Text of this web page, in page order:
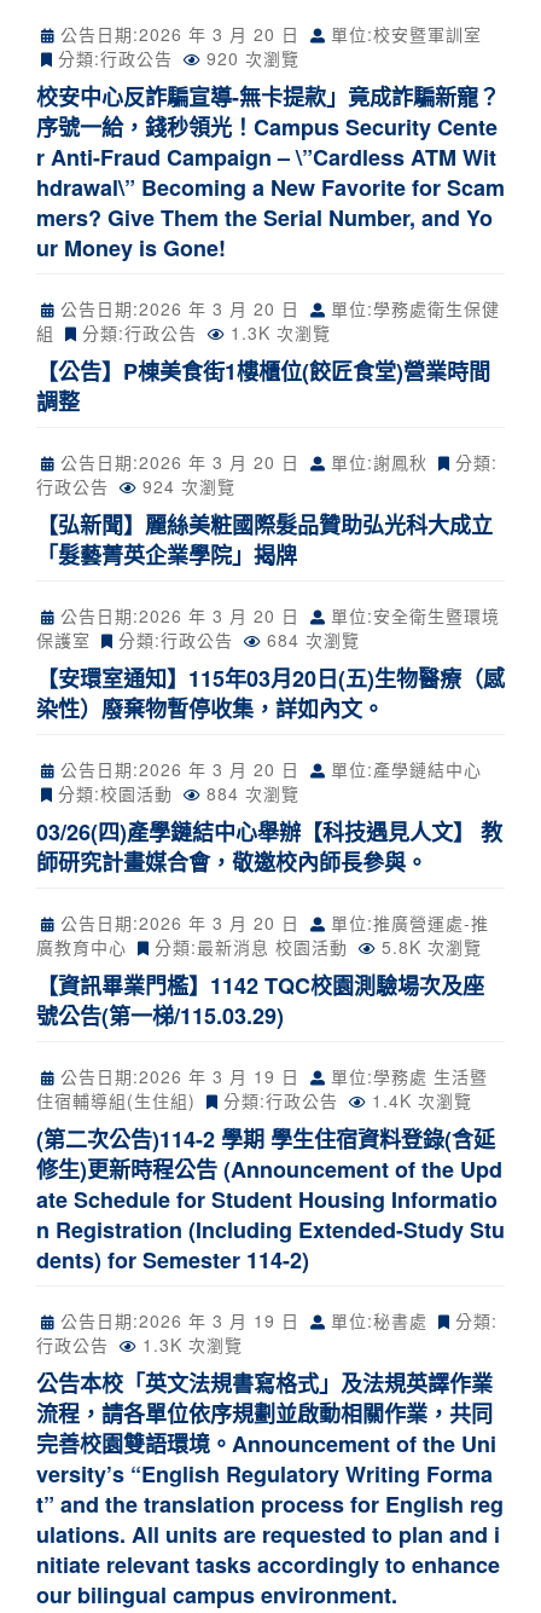
公告日期:2026 年 3 月 20 日
單位:校安暨軍訓室
分類:行政公告 920 次瀏覽
校安中心反詐騙宣導-無卡提款」竟成詐騙新寵？
序號一給，錢秒領光！Campus Security Cente
r Anti-Fraud Campaign – \”Cardless ATM Wit
hdrawal\” Becoming a New Favorite for Scam
mers? Give Them the Serial Number, and Yo
ur Money is Gone!
公告日期:2026 年 3 月 20 日
單位:學務處衛生保健
組
分類:行政公告 1.3K 次瀏覽
【公告】P棟美食街1樓櫃位(餃匠食堂)營業時間
調整
公告日期:2026 年 3 月 20 日 單位:謝鳳秋
分類:
行政公告
924 次瀏覽
【弘新聞】麗絲美粧國際髮品贊助弘光科大成立
「髮藝菁英企業學院」揭牌
公告日期:2026 年 3 月 20 日
單位:安全衛生暨環境
保護室
分類:行政公告 684 次瀏覽
【安環室通知】115年03月20日(五)生物醫療（感
染性）廢棄物暫停收集，詳如內文。
公告日期:2026 年 3 月 20 日
單位:產學鏈結中心
分類:校園活動 884 次瀏覽
03/26(四)產學鏈結中心舉辦【科技遇見人文】 教
師研究計畫媒合會，敬邀校內師長參與。
公告日期:2026 年 3 月 20 日
單位:推廣營運處-推
廣教育中心
分類:最新消息 校園活動 5.8K 次瀏覽
【資訊畢業門檻】1142 TQC校園測驗場次及座
號公告(第一梯/115.03.29)
公告日期:2026 年 3 月 19 日
單位:學務處 生活暨
住宿輔導組(生住組)
分類:行政公告 1.4K 次瀏覽
(第二次公告)114-2 學期 學生住宿資料登錄(含延
修生)更新時程公告 (Announcement of the Upd
ate Schedule for Student Housing Informatio
n Registration (Including Extended-Study Stu
dents) for Semester 114-2)
公告日期:2026 年 3 月 19 日 單位:秘書處
分類:
行政公告
1.3K 次瀏覽
公告本校「英文法規書寫格式」及法規英譯作業
流程，請各單位依序規劃並啟動相關作業，共同
完善校園雙語環境。Announcement of the Uni
versity’s “English Regulatory Writing Forma
t” and the translation process for English reg
ulations. All units are requested to plan and i
nitiate relevant tasks accordingly to enhance
our bilingual campus environment.